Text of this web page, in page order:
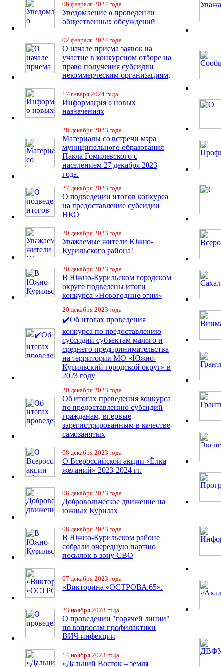
06 февраля 2024 года
Уведомление о проведении
общественных обсуждений
02 февраля 2024 года
О начале приема заявок на
участие в конкурсном отборе на
право получения субсидии
некоммерческим организациям,
17 января 2024 года
Информация о новых
назначениях
28 декабря 2023 года
Материалы со встречи мэра
муниципального образования
Павла Гомилевского с
населением 27 декабря 2023
года.
27 декабря 2023 года
О подведении итогов конкурса
на предоставление субсидии
НКО
20 декабря 2023 года
Уважаемые жители Южно-
Курильского района!
20 декабря 2023 года
В Южно-Курильском городском
округе подведены итоги
конкурса «Новогодние огни»
20 декабря 2023 года
✔️Об итогах проведения
конкурса по предоставлению
субсидий субъектам малого и
среднего предпринимательства
на территории МО «Южно-
Курильский городской округ» в
2023 году
20 декабря 2023 года
Об итогах проведения конкурса
по предоставлению субсидий
гражданам, впервые
зарегистрированным в качестве
самозанятых
08 декабря 2023 года
О Всероссийской акции «Ёлка
желаний» 2023-2024 гг.
08 декабря 2023 года
Добровольческое движение на
южных Курилах
08 декабря 2023 года
В Южно-Курильском районе
собрали очередную партию
посылок в зону СВО
07 декабря 2023 года
«Викторина «ОСТРОВА.65».
23 ноября 2023 года
О проведении "горячей линии"
по вопросам профилактики
ВИЧ-инфекции
14 ноября 2023 года
«Дальний Восток – земля